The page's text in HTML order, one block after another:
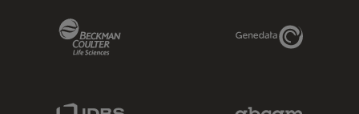
Genedata Link